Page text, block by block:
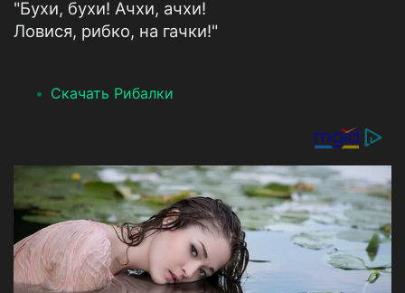
"Бухи, бухи! Ачхи, ачхи!
Ловися, рибко, на гачки!"
Скачать Рибалки